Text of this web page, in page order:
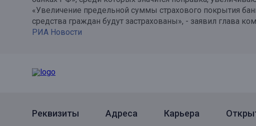
Фиксируй доход
Новый старт
Онлайн
Все кредиты
Mir Pay
Госуслуги
Удаленная идентификация
Подтверждение согласия через Госуслуги
«Увеличение предельной суммы страхового покрытия
средства граждан будут застрахованы», - заявил глава
РИА Новости
Реквизиты Адреса Карьера